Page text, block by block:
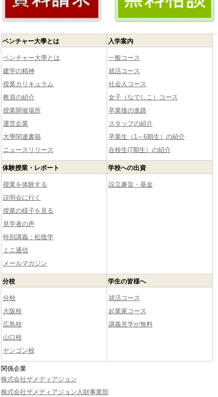
ベンチャー大學とは
ベンチャー大學とは
建学の精神
授業カリキュラム
教員の紹介
授業開催場所
運営企業
大學関連書籍
ニュースリリース
入学案内
一般コース
就活コース
社会人コース
女子（なでしこ）コース
卒業後の進路
スタッフの紹介
卒業生（1～6期生）の紹介
在校生(7期生）の紹介
体験授業・レポート
授業を体験する
説明会に行く
授業の様子を見る
見学者の声
特別講義：松陰学
ミニ通信
メールマガジン
学校への出資
設立趣旨・基金
分校
分校
大阪校
広島校
山口校
ヤンゴン校
学生の皆様へ
就活コース
起業家コース
講義見学が無料
関係企業
株式会社ザメディアジョン
株式会社ザメディアジョン人財事業部